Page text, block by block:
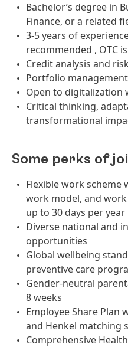
Bachelor’s degree in
Finance, or a related
3-5 years of
recommended , OTC
Credit analysis and
Portfolio
Open to digitalization
Critical thinking,
transformational
Some perks of
Flexible work scheme
work model, and
up to 30 days per year
Diverse national and
opportunities
Global wellbeing
preventive care
Gender-neutral
8 weeks
Employee Share Plan
and Henkel matching
Comprehensive